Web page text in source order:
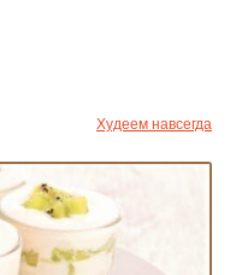
Худеем навсегда